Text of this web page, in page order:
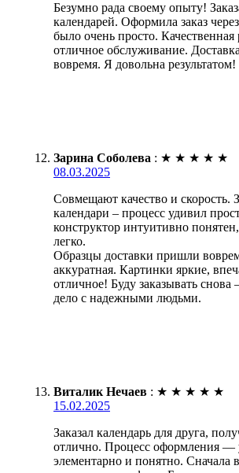
Безумно рада своему опыту!
календарей. Оформила заказ
было очень просто. Качественная
отличное обслуживание.
вовремя. Я довольна результатом!
Зарина Соболева : ★ ★ ★ ★ ★
08.03.2025
Совмещают качество и скорость.
календари – процесс удивил
конструктор интуитивно понятен,
легко.
Образцы доставки пришли
аккуратная. Картинки яркие,
отличное! Буду заказывать снова
дело с надежными людьми.
Виталик Нечаев : ★ ★ ★ ★ ★
15.02.2025
Заказал календарь для друга,
отлично. Процесс оформления —
элементарно и понятно. Сначала